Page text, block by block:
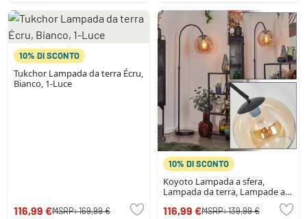
10% DI SCONTO
Tukchor Lampada da terra Écru,
Bianco, 1-Luce
116,99 €MSRP:169,99 €
10% DI SCONTO
Koyoto Lampada a sfera,
Lampada da terra, Lampade ad
116,99 €MSRP:139,99 €